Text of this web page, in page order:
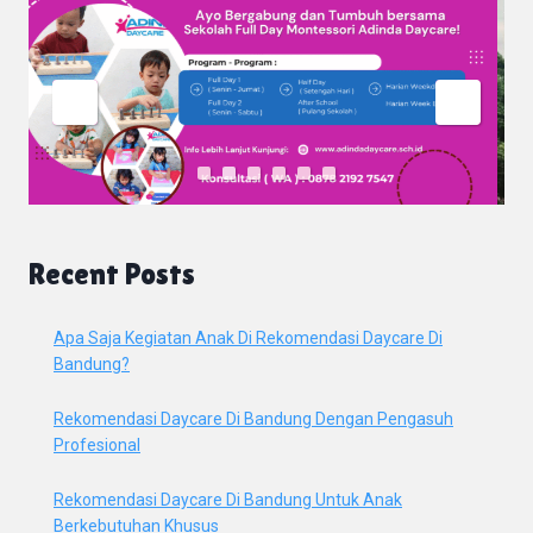
Recent Posts
Apa Saja Kegiatan Anak Di Rekomendasi Daycare Di
Bandung?
Rekomendasi Daycare Di Bandung Dengan Pengasuh
Profesional
Rekomendasi Daycare Di Bandung Untuk Anak
Berkebutuhan Khusus